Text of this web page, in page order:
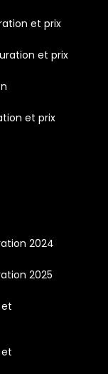
et prix
et prix
et prix
2024
2025